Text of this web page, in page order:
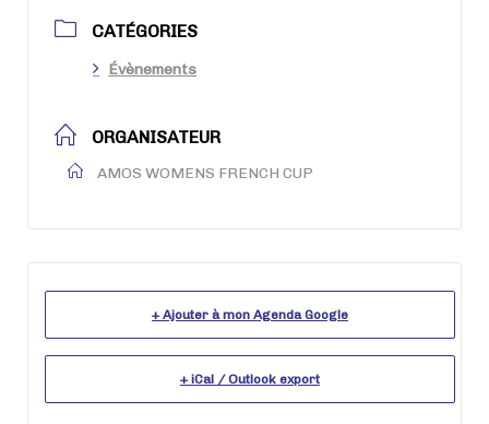
CATÉGORIES
Évènements
ORGANISATEUR
AMOS WOMENS FRENCH CUP
+ Ajouter à mon Agenda Google
+ iCal / Outlook export